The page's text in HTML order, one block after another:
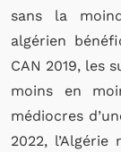
sans la
algérien
CAN 2019, les
moins en
médiocres
2022,